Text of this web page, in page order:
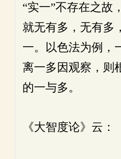
“实一”不存在之故
就无有多，无有多
一。以色法为例，
离一多因观察，则
的一与多。
《大智度论》云：